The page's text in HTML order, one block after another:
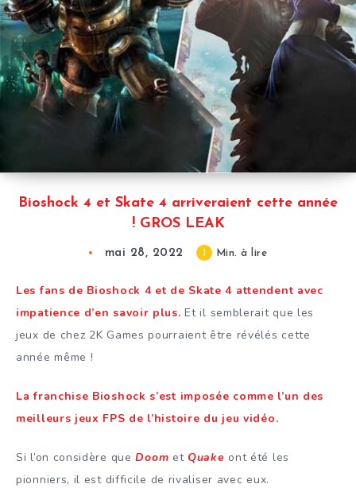
Bioshock 4 et Skate 4 arriveraient cette année
! GROS LEAK
mai 28, 2022 1 Min. à lire
Les fans de Bioshock 4 et de Skate 4 attendent avec
impatience d’en savoir plus.Et il semblerait que les
jeux de chez 2K Games pourraient être révélés cette
année même !
La franchise Bioshock s’est imposée comme l’un des
meilleurs jeux FPS de l’histoire du jeu vidéo.
Si l’on considère queDoom et Quake ont été les
pionniers, il est difficile de rivaliser avec eux.